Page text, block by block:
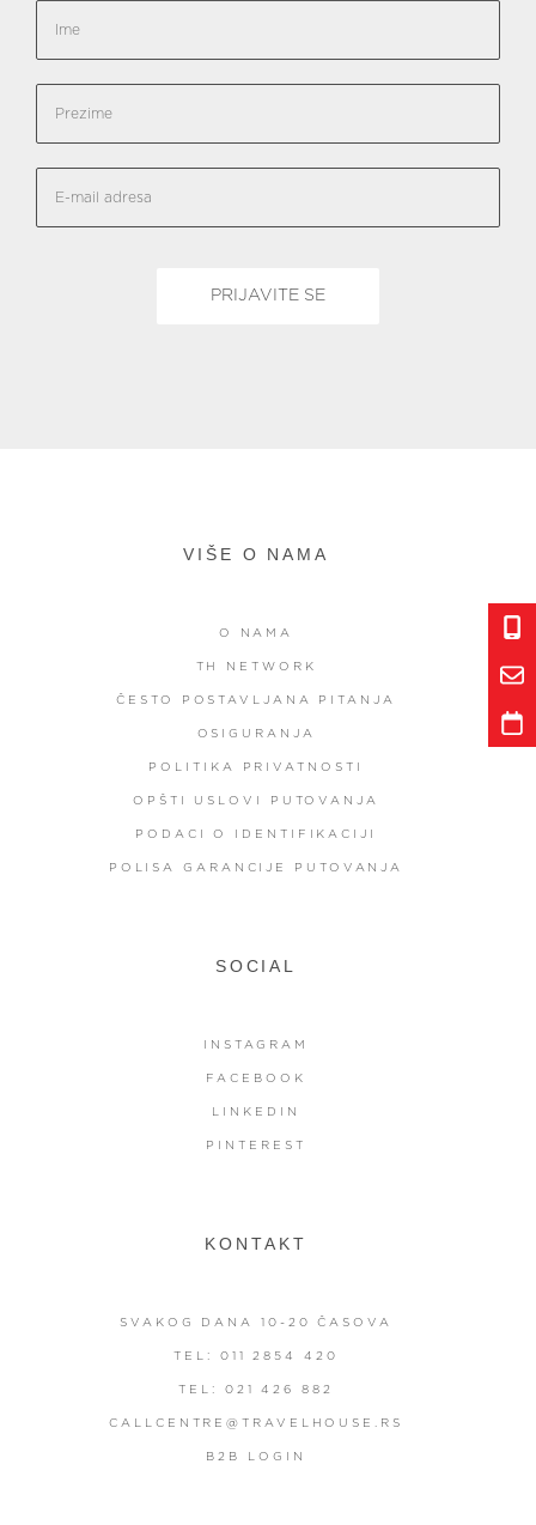
VIŠE O NAMA
O NAMA
TH NETWORK
ČESTO POSTAVLJANA PITANJA
OSIGURANJA
POLITIKA PRIVATNOSTI
OPŠTI USLOVI PUTOVANJA
PODACI O IDENTIFIKACIJI
POLISA GARANCIJE PUTOVANJA
SOCIAL
INSTAGRAM
FACEBOOK
LINKEDIN
PINTEREST
KONTAKT
SVAKOG DANA 10-20 ČASOVA
TEL: 011 2854 420
TEL: 021 426 882
CALLCENTRE@TRAVELHOUSE.RS
B2B LOGIN